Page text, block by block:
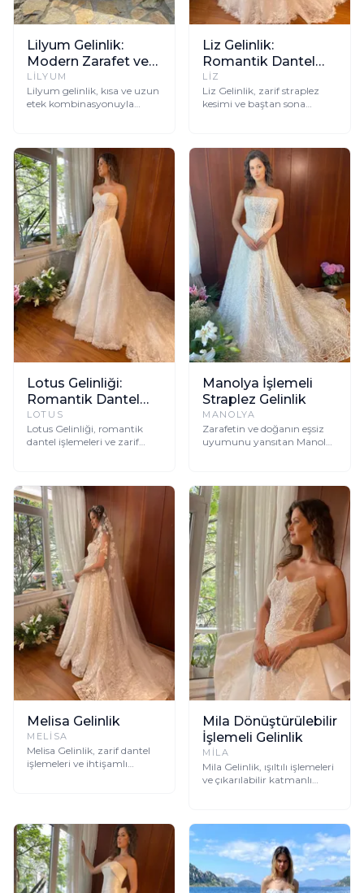
Lilyum Gelinlik:
Modern Zarafet ve
Çift Stilli Şıklık
LILYUM
Lilyum gelinlik, kısa ve uzun
etek kombinasyonuyla
Liz Gelinlik:
Romantik Dantel
İşlemeli Straplez
Model
LIZ
Liz Gelinlik, zarif straplez
kesimi ve baştan sona
için tasarlandı.
Lotus Gelinliği:
Romantik Dantel
İşlemeli Straplez
Tasarım
LOTUS
Lotus Gelinliği, romantik
dantel işlemeleri ve zarif
Straplez yaka ve korse
detayları modern bir
dokunuş katarken, uzun
kuyruğu masalsı bir görsellik
sunar.
Manolya İşlemeli
Straplez Gelinlik
MANOLYA
Zarafetin ve doğanın eşsiz
uyumunu yansıtan Manolya
unutulmaz bir başlangıç
vadediyor.
Melisa Gelinlik
MELISA
Melisa Gelinlik, zarif dantel
işlemeleri ve ihtişamlı
Mila Dönüştürülebilir
İşlemeli Gelinlik
MILA
Mila Gelinlik, ışıltılı işlemeleri
ve çıkarılabilir katmanlı